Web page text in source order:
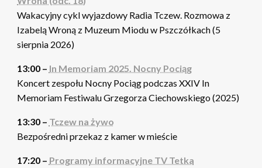
Wakacyjny cykl wyjazdowy Radia Tczew. Rozmowa z
Izabelą Wroną z Muzeum Miodu w Pszczółkach (5
sierpnia 2026)
13:00 – In Memoriam 2025. Nocny Pociąg
Koncert zespołu Nocny Pociąg podczas XXIV In
Memoriam Festiwalu Grzegorza Ciechowskiego (2025)
13:30 – Tczew na żywo
Bezpośredni przekaz z kamer w mieście
17:20 – Programy informacyjne TV Tetka